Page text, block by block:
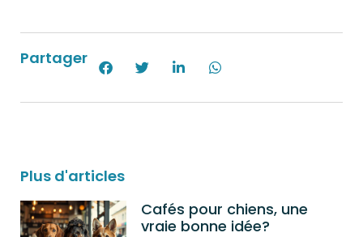
Partager
Plus d'articles
Cafés pour chiens, une
vraie bonne idée?